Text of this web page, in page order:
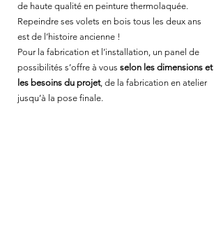
de haute qualité en peinture thermolaquée.
Repeindre ses volets en bois tous les deux ans
est de l’histoire ancienne !
Pour la fabrication et l’installation, un panel de
possibilités s’offre à vous selon les dimensions et
les besoins du projet, de la fabrication en atelier
jusqu’à la pose finale.